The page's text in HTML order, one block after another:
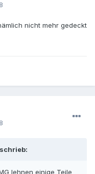
nicht mehr gedeckt
lehnen einige Teile